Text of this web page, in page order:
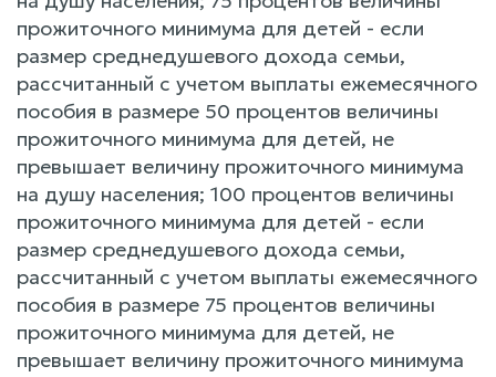
прожиточного минимума для детей - если
размер среднедушевого дохода семьи,
рассчитанный с учетом выплаты ежемесячного
пособия в размере 50 процентов величины
прожиточного минимума для детей, не
превышает величину прожиточного минимума
на душу населения; 100 процентов величины
прожиточного минимума для детей - если
размер среднедушевого дохода семьи,
рассчитанный с учетом выплаты ежемесячного
пособия в размере 75 процентов величины
прожиточного минимума для детей, не
превышает величину прожиточного минимума